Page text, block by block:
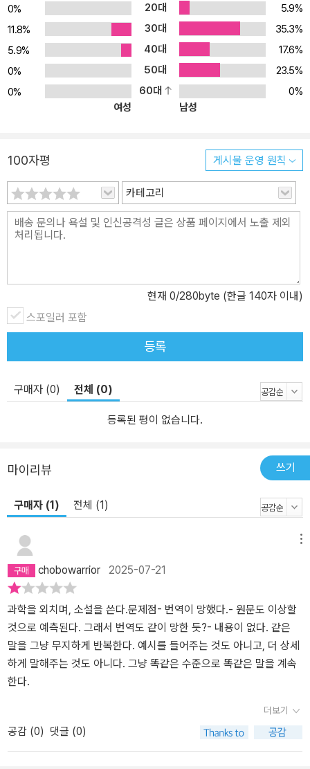
실제로 무엇을 의미하는지를 살펴보면서 시작한다. 공학의 원리와 철
학, 그리고 이런 아이디어를 소프트웨어에 적용할 수 있는 방법을 설
명한다. 이것은 소프트웨어 개발을 위한 기술 철학이다. 2부 ‘소프트
웨어 프로세스 개선을 위한 구체적인 실천 방안’에서는 작은 단계로
진전을 이룰 수 있도록 업무를 구조화하는 방법을 살펴본다. 우리가
좋은 진전을 이루고 있는지, 아니면 그저 내일의 레거시 시스템을 오
늘 만들고 있는지를 어떻게 평가할 수 있을지를 알아본다. 3부 ‘소프
요한 원칙과 기법을 탐구한다. 여기서는 이런 각 원칙을 자세히 살펴
보고, 그 성격이 무엇이든 고품질 소프트웨어를 만드는 데 있어 그 의
미와 적용 가능성을 탐구한다. 4부 ‘소프트웨어 엔지니어를 위한 아
이디어’는 학습 기회를 극대화하고 작은 단계로 진전을 이루고 시스
템이 성장함에 따라 복잡성을 관리할 수 있는 능력을 촉진하는 아이
디어와 접근 방식을 설명한다.
0%
20대
5.9%
11.8%
30대
35.3%
5.9%
40대
17.6%
0%
50대
23.5%
0%
60대
0%
여성
남성
100자평 게시물 운영 원칙
카테고리
현재 0/280byte (한글 140자 이내)
스포일러 포함
등록
구매자 (0) 전체 (0)
등록된 평이 없습니다.
마이리뷰 쓰기
구매자 (1) 전체 (1)
chobowarrior 2025-07-21
과학을 외치며, 소설을 쓴다.문제점- 번역이 망했다.- 원문도 이상할
것으로 예측된다. 그래서 번역도 같이 망한 듯?- 내용이 없다. 같은
말을 그냥 무지하게 반복한다. 예시를 들어주는 것도 아니고, 더 상세
하게 말해주는 것도 아니다. 그냥 똑같은 수준으로 똑같은 말을 계속
한다.
더보기
공감 (0) 댓글 (0)